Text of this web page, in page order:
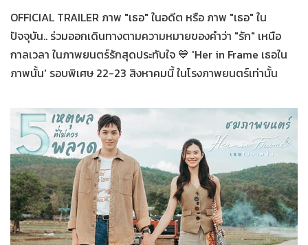
OFFICIAL TRAILER ภาพ "เธอ" ในอดีต หรือ ภาพ "เธอ" ใน
ปัจจุบัน.. ร่วมออกเดินทางตามความหมายของคำว่า "รัก" เหนือ
กาลเวลา ในภาพยนตร์รักสุดประทับใจ 💙 'Her in Frame เธอใน
ภาพนั้น' รอบพิเศษ 22-23 สิงหาคมนี้ ในโรงภาพยนตร์เท่านั้น